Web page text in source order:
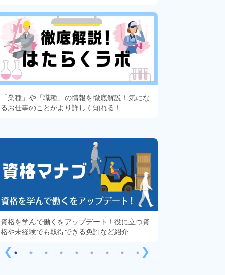
「業種」や「職種」の情報を徹底解説！気にな
るお仕事のことがより詳しく知れる！
❮
資格を学んで働くをアップデート！役に立つ資
格や未経験でも取得できる免許など紹介
❯